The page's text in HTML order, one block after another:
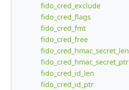
fido_cred_exclude
fido_cred_flags
fido_cred_fmt
fido_cred_free
fido_cred_hmac_secret_len
fido_cred_hmac_secret_ptr
fido_cred_id_len
fido_cred_id_ptr